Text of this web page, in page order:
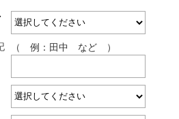
（ 例：田中 など ）